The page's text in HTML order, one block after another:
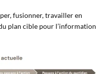
fusionner, travailler en
plan cible pour l’information